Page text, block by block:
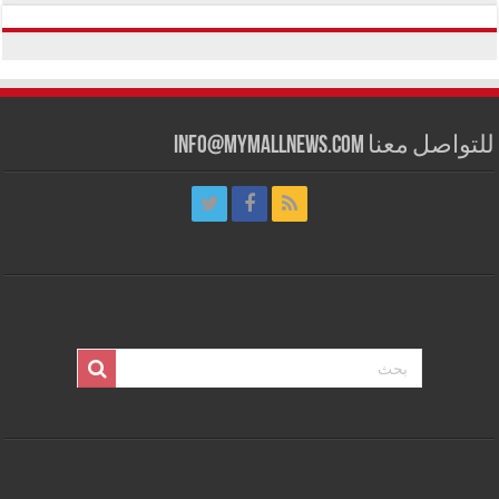
للتواصل معنا info@mymallnews.com